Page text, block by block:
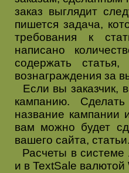
заказ выглядит
пишется задача,
требования к
написано
содержать
вознаграждения за
Если вы заказчик,
кампанию.
название кампании
вам можно будет
вашего сайта,
Расчеты в системе
и в TextSale валютой